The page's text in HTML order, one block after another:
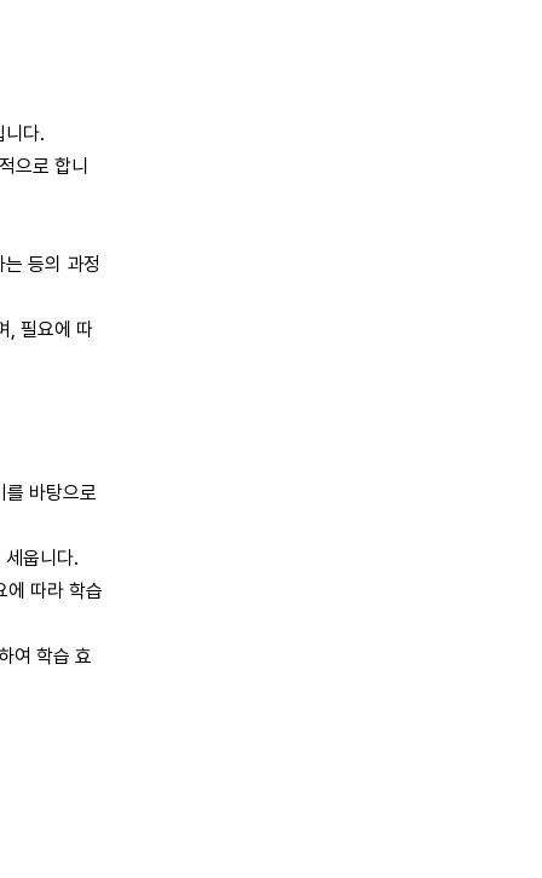
니다.
으로 합니
등의 과정
, 필요에 따
바탕으로
웁니다.
따라 학습
여 학습 효